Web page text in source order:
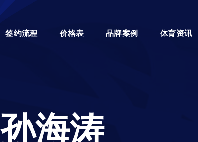
签约流程 价格表 品牌案例 体育资讯
孙海涛